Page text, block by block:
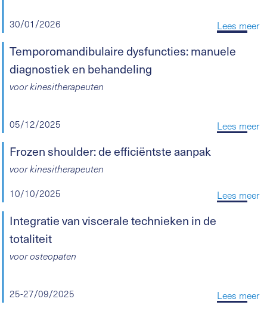
30/01/2026 Lees meer
Temporomandibulaire dysfuncties: manuele
diagnostiek en behandeling
voor kinesitherapeuten
05/12/2025 Lees meer
Frozen shoulder: de efficiëntste aanpak
voor kinesitherapeuten
10/10/2025 Lees meer
Integratie van viscerale technieken in de
totaliteit
voor osteopaten
25-27/09/2025 Lees meer